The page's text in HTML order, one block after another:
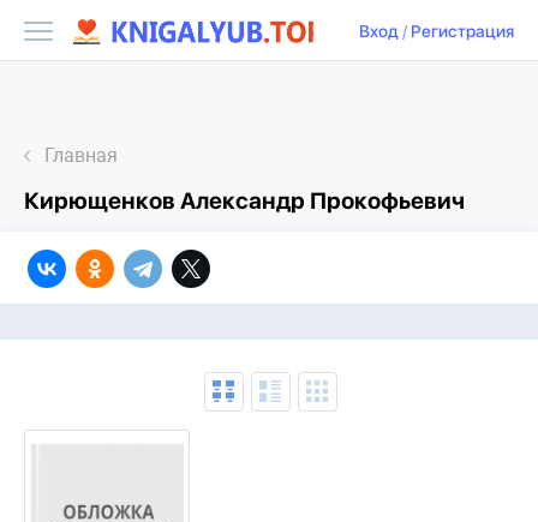
Вход/ Регистрация
Главная
Кирющенков Александр Прокофьевич